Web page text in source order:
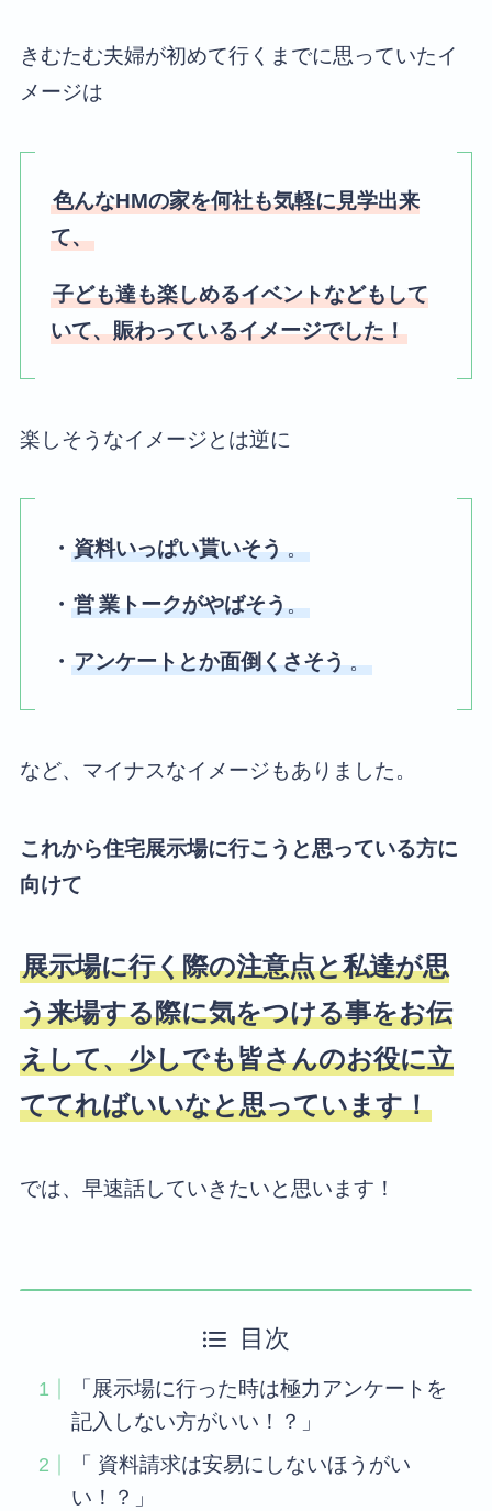
きむたむ夫婦が初めて行くまでに思っていたイ
メージは
色んなHMの家を何社も気軽に見学出来
て、
子ども達も楽しめるイベントなどもして
いて、賑わっているイメージでした！
楽しそうなイメージとは逆に
・資料いっぱい貰いそう。
・営業トークがやばそう。
・アンケートとか面倒くさそう。
など、マイナスなイメージもありました。
これから住宅展示場に行こうと思っている方に
向けて
展示場に行く際の注意点と私達が思
う来場する際に気をつける事をお伝
えして、少しでも皆さんのお役に立
ててればいいなと思っています！
では、早速話していきたいと思います！
目次
「展示場に行った時は極力アンケートを
記入しない方がいい！？」
「 資料請求は安易にしないほうがい
い！？」